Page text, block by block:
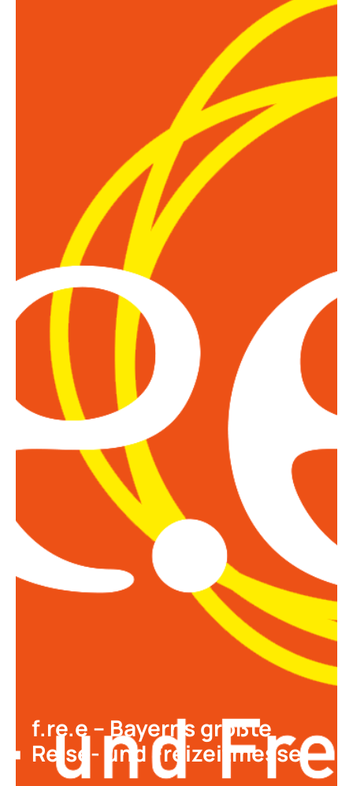
Motorräder
SuperCar
Young- und
Taxis
Taxigarantie für
Taxigarantie VW
Kooperation mit
Sonderfahrzeuge
Garantien für Lkw
Garantien für
Boot Protection
Yacht Protection
Elektrogeräte
Mobile Device
Elektronik
f.re.e – Bayerns größte
Reise- und Freizeitmesse